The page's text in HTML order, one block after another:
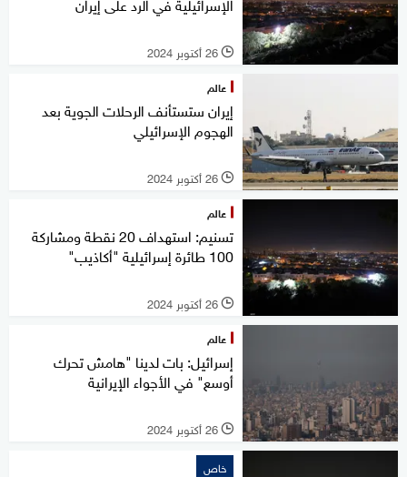
l 26 أكتوبر 2024
عالم
إيران ستستأنف الرحلات الجوية بعد
الهجوم الإسرائيلي
l 26 أكتوبر 2024
عالم
تسنيم: استهداف 20 نقطة ومشاركة
100 طائرة إسرائيلية "أكاذيب"
l 26 أكتوبر 2024
عالم
إسرائيل: بات لدينا "هامش تحرك
أوسع" في الأجواء الإيرانية
l 26 أكتوبر 2024
خاص